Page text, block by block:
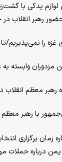
لوازم یدکی با
رهبر انقلاب
طرح ۱۵ بندی غزه را
وابسته به
معظم انقلاب
با رهبر معظم
زمان برگزاری
یمن درباره